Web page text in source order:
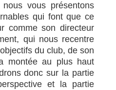
vous présentons
qui font que ce
comme son directeur
qui nous recentre
du club, de son
montée au plus haut
donc sur la partie
et la partie